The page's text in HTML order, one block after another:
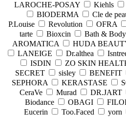
LAROCHE-POSAY
Kiehls
BIODERMA
Cle de
P.Louise
Revolution OFRA
tarte
Bioxcin Bath &
AROMATICA
HUDA
LANEIGE
Dr.althea
ISDIN
ZO SKIN
SECRET
sisley BENEFIT
SEPHORA
KERASTASE
CeraVe
Murad DR.JART
Biodance
OBAGI
Eucerin
Too.Faced yorn